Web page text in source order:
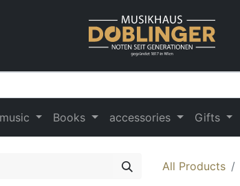
Books accessories Gifts
All Products